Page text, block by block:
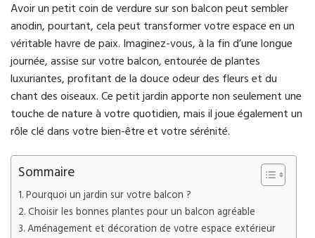
Avoir un petit coin de verdure sur son balcon peut sembler
anodin, pourtant, cela peut transformer votre espace en un
véritable havre de paix. Imaginez-vous, à la fin d’une longue
journée, assise sur votre balcon, entourée de plantes
luxuriantes, profitant de la douce odeur des fleurs et du
chant des oiseaux. Ce petit jardin apporte non seulement une
touche de nature à votre quotidien, mais il joue également un
rôle clé dans votre bien-être et votre sérénité.
Sommaire
Pourquoi un jardin sur votre balcon ?
Choisir les bonnes plantes pour un balcon agréable
Aménagement et décoration de votre espace extérieur